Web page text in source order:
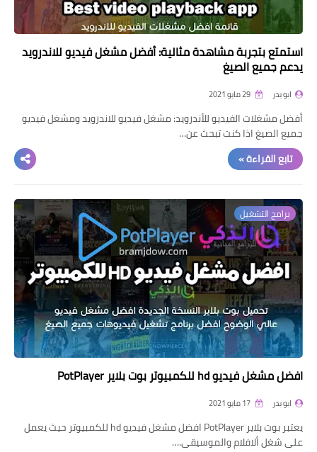
استمتع بتجربة مشاهدة مثالية: أفضل مشغل فيديو للاندرويد
يدعم جميع الصيغ
ابو بدر
أفضل مشغلات الفيديو للأندرويد: مشغل فيديو للاندرويد ومشغل فيديو
جميع الصيغ اذا كنت تبحث عن…
تابع القراءة »
برامج التشغيل
افضل مشغل فيديو hd للكمبيوتر بوت بلاير PotPlayer
ابو بدر
يعتبر بوت بلاير PotPlayer افضل مشغل فيديو hd للكمبيوتر حيث يعمل
على شغل ألافلام والموسيقى.…